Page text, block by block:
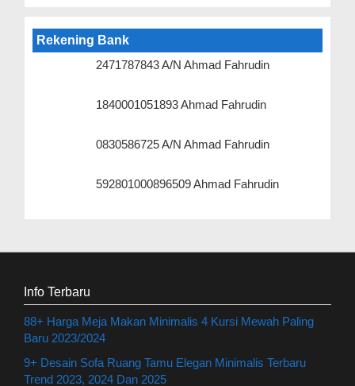
Rekening Bank
2471787843 A/N Ahmad Fahrudin
1840001051893 Ahmad Fahrudin
0830586725 A/N Ahmad Fahrudin
592801000896509 Ahmad Fahrudin
Info Terbaru
88+ Harga Meja Makan Minimalis 4 Kursi Mewah Paling
Baru 2023/2024
9+ Desain Sofa Ruang Tamu Elegan Minimalis Terbaru
Trend 2023, 2024 Dan 2025